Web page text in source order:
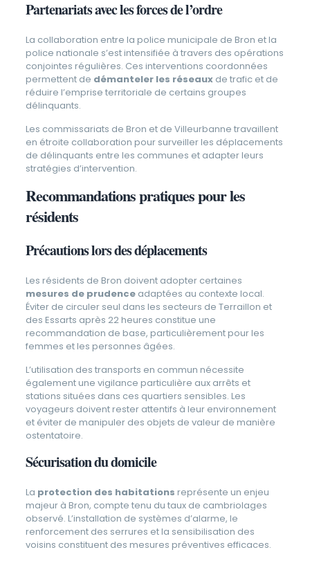
Partenariats avec les forces de l’ordre
La collaboration entre la police municipale de Bron et la
police nationale s’est intensifiée à travers des opérations
conjointes régulières. Ces interventions coordonnées
permettent de démanteler les réseauxde trafic et de
réduire l’emprise territoriale de certains groupes
délinquants.
Les commissariats de Bron et de Villeurbanne travaillent
en étroite collaboration pour surveiller les déplacements
de délinquants entre les communes et adapter leurs
stratégies d’intervention.
Recommandations pratiques pour les
résidents
Précautions lors des déplacements
Les résidents de Bron doivent adopter certaines
mesures de prudenceadaptées au contexte local.
Éviter de circuler seul dans les secteurs de Terraillon et
des Essarts après 22 heures constitue une
recommandation de base, particulièrement pour les
femmes et les personnes âgées.
L’utilisation des transports en commun nécessite
également une vigilance particulière aux arrêts et
stations situées dans ces quartiers sensibles. Les
voyageurs doivent rester attentifs à leur environnement
et éviter de manipuler des objets de valeur de manière
ostentatoire.
Sécurisation du domicile
La protection des habitations représente un enjeu
majeur à Bron, compte tenu du taux de cambriolages
observé. L’installation de systèmes d’alarme, le
renforcement des serrures et la sensibilisation des
voisins constituent des mesures préventives efficaces.